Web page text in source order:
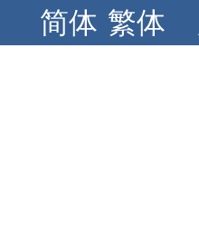
简体 繁体